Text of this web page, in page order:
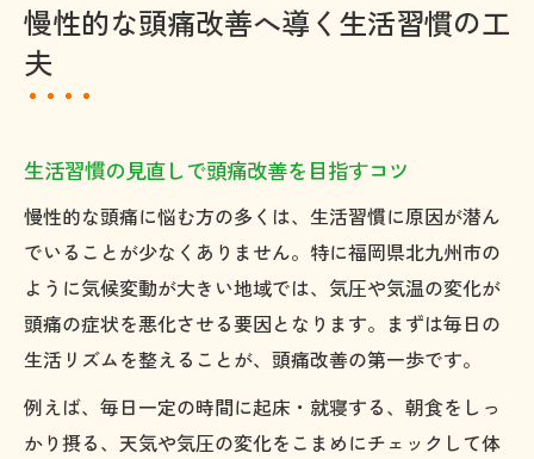
慢性的な頭痛改善へ導く生活習慣の工
夫
生活習慣の見直しで頭痛改善を目指すコツ
慢性的な頭痛に悩む方の多くは、生活習慣に原因が潜ん
でいることが少なくありません。特に福岡県北九州市の
ように気候変動が大きい地域では、気圧や気温の変化が
頭痛の症状を悪化させる要因となります。まずは毎日の
生活リズムを整えることが、頭痛改善の第一歩です。
例えば、毎日一定の時間に起床・就寝する、朝食をしっ
かり摂る、天気や気圧の変化をこまめにチェックして体